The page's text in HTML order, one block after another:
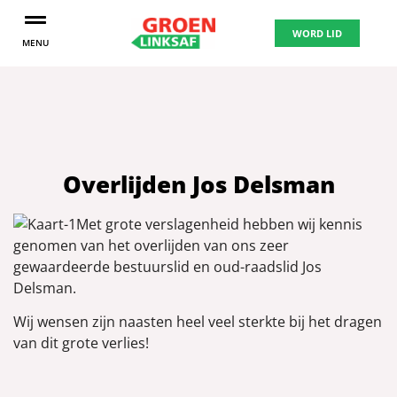
MENU
WORD LID
Overlijden Jos Delsman
Met grote verslagenheid hebben wij kennis
genomen van het overlijden van ons zeer
gewaardeerde bestuurslid en oud-raadslid Jos
Delsman.
Wij wensen zijn naasten heel veel sterkte bij het dragen
van dit grote verlies!